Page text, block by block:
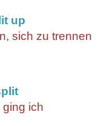
up
sich zu trennen
ging ich